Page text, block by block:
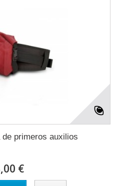
primeros auxilios
€